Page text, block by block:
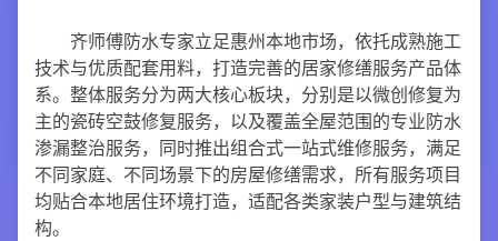
齐师傅防水专家立足惠州本地市场，依托成熟施工
技术与优质配套用料，打造完善的居家修缮服务产品体
系。整体服务分为两大核心板块，分别是以微创修复为
主的瓷砖空鼓修复服务，以及覆盖全屋范围的专业防水
渗漏整治服务，同时推出组合式一站式维修服务，满足
不同家庭、不同场景下的房屋修缮需求，所有服务项目
均贴合本地居住环境打造，适配各类家装户型与建筑结
构。